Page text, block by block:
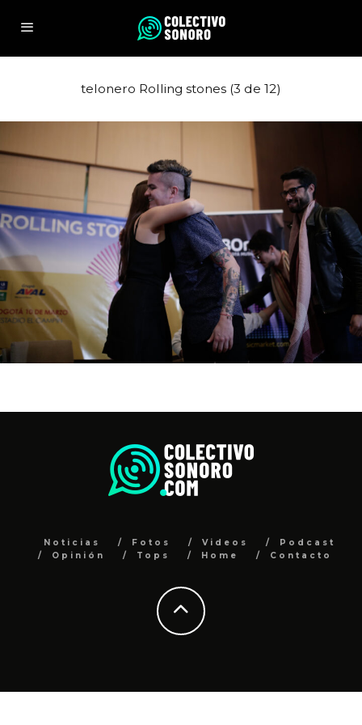
telonero Rolling stones (3 de 12)
Noticias Fotos Videos
Podcast
Opinión
Tops Home Contacto